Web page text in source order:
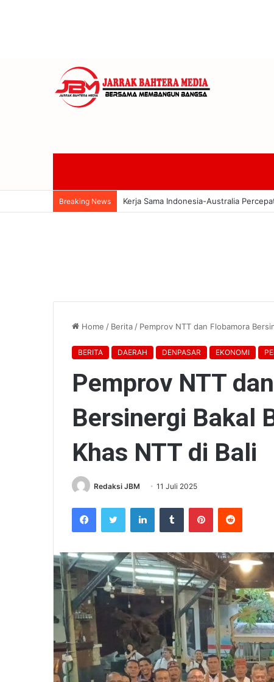
Breaking News Sira Village GOB Terapkan Aksara Bali
Home / Berita / Pemprov NTT dan Flobamora
BERITA DAERAH DENPASAR EKONOMI
Pemprov NTT
Bersinergi Bakal
Khas NTT di Bali
Redaksi JBM 11 Juli 2025